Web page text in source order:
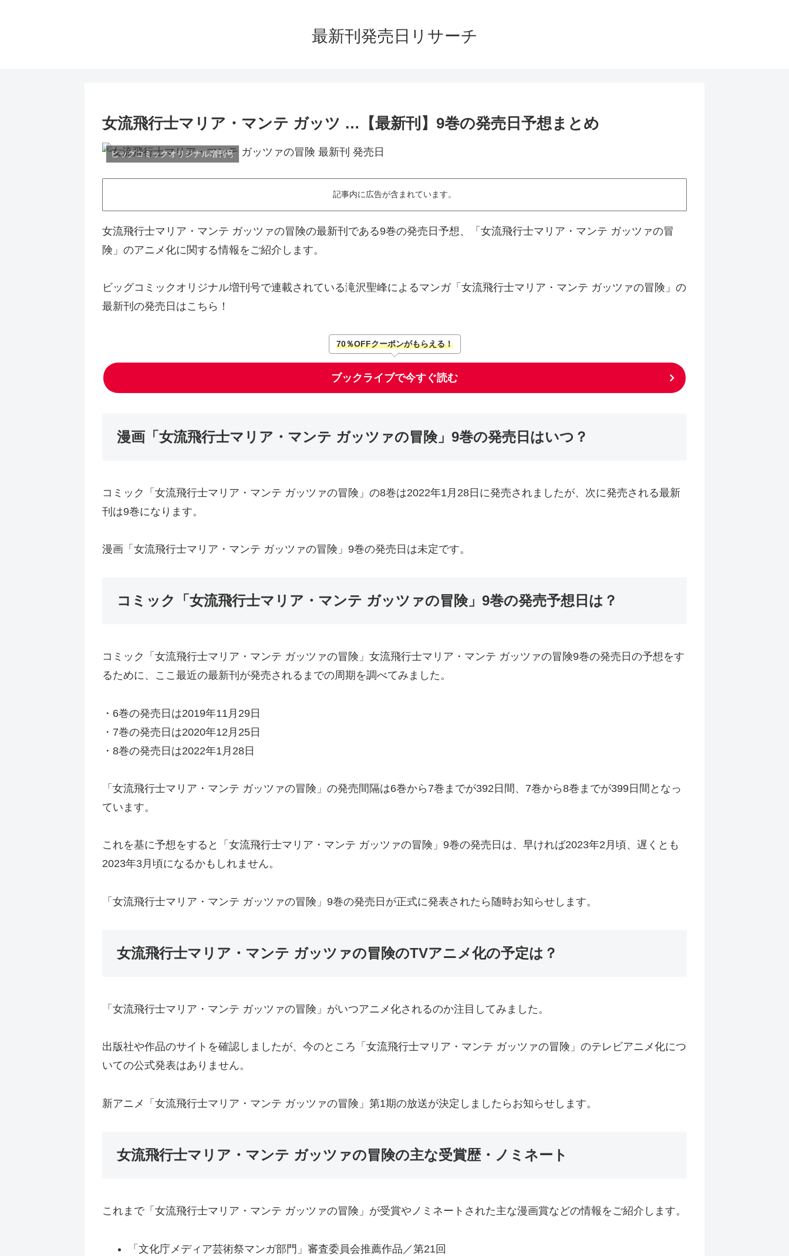
最新刊発売日リサーチ
女流飛行士マリア・マンテ ガッツ …【最新刊】9巻の発売日予想まとめ
ビッグコミックオリジナル増刊号
記事内に広告が含まれています。
女流飛行士マリア・マンテ ガッツァの冒険の最新刊である9巻の発売日予想、「女流飛行士マリア・マンテ ガッツァの冒
険」のアニメ化に関する情報をご紹介します。
ビッグコミックオリジナル増刊号で連載されている滝沢聖峰によるマンガ「女流飛行士マリア・マンテ ガッツァの冒険」の
最新刊の発売日はこちら！
70％OFFクーポンがもらえる！
ブックライブで今すぐ読む
漫画「女流飛行士マリア・マンテ ガッツァの冒険」9巻の発売日はいつ？
コミック「女流飛行士マリア・マンテ ガッツァの冒険」の8巻は2022年1月28日に発売されましたが、次に発売される最新
刊は9巻になります。
漫画「女流飛行士マリア・マンテ ガッツァの冒険」9巻の発売日は未定です。
コミック「女流飛行士マリア・マンテ ガッツァの冒険」9巻の発売予想日は？
コミック「女流飛行士マリア・マンテ ガッツァの冒険」女流飛行士マリア・マンテ ガッツァの冒険9巻の発売日の予想をす
るために、ここ最近の最新刊が発売されるまでの周期を調べてみました。
・6巻の発売日は2019年11月29日
・7巻の発売日は2020年12月25日
・8巻の発売日は2022年1月28日
「女流飛行士マリア・マンテ ガッツァの冒険」の発売間隔は6巻から7巻までが392日間、7巻から8巻までが399日間となっ
ています。
これを基に予想をすると「女流飛行士マリア・マンテ ガッツァの冒険」9巻の発売日は、早ければ2023年2月頃、遅くとも
2023年3月頃になるかもしれません。
「女流飛行士マリア・マンテ ガッツァの冒険」9巻の発売日が正式に発表されたら随時お知らせします。
女流飛行士マリア・マンテ ガッツァの冒険のTVアニメ化の予定は？
「女流飛行士マリア・マンテ ガッツァの冒険」がいつアニメ化されるのか注目してみました。
出版社や作品のサイトを確認しましたが、今のところ「女流飛行士マリア・マンテ ガッツァの冒険」のテレビアニメ化につ
いての公式発表はありません。
新アニメ「女流飛行士マリア・マンテ ガッツァの冒険」第1期の放送が決定しましたらお知らせします。
女流飛行士マリア・マンテ ガッツァの冒険の主な受賞歴・ノミネート
これまで「女流飛行士マリア・マンテ ガッツァの冒険」が受賞やノミネートされた主な漫画賞などの情報をご紹介します。
「文化庁メディア芸術祭マンガ部門」審査委員会推薦作品／第21回